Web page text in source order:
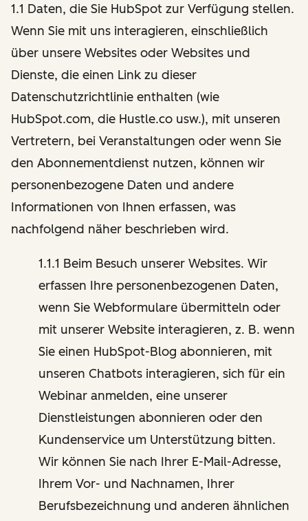
1.1 Daten, die Sie HubSpot zur Verfügung stellen.
Wenn Sie mit uns interagieren, einschließlich
über unsere Websites oder Websites und
Dienste, die einen Link zu dieser
Datenschutzrichtlinie enthalten (wie
HubSpot.com, die Hustle.co usw.), mit unseren
Vertretern, bei Veranstaltungen oder wenn Sie
den Abonnementdienst nutzen, können wir
personenbezogene Daten und andere
Informationen von Ihnen erfassen, was
nachfolgend näher beschrieben wird.
1.1.1 Beim Besuch unserer Websites. Wir
erfassen Ihre personenbezogenen Daten,
wenn Sie Webformulare übermitteln oder
mit unserer Website interagieren, z. B. wenn
Sie einen HubSpot-Blog abonnieren, mit
unseren Chatbots interagieren, sich für ein
Webinar anmelden, eine unserer
Dienstleistungen abonnieren oder den
Kundenservice um Unterstützung bitten.
Wir können Sie nach Ihrer E-Mail-Adresse,
Ihrem Vor- und Nachnamen, Ihrer
Berufsbezeichnung und anderen ähnlichen